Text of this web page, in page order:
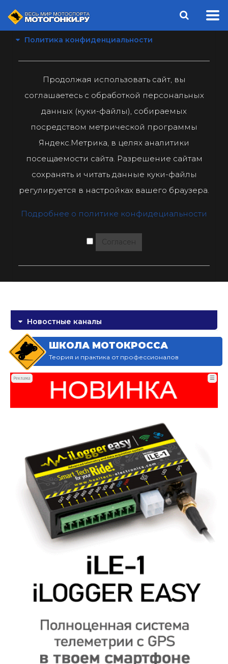
Политика конфиденциальности
Продолжая использовать сайт, вы
соглашаетесь с обработкой персональных
данных (куки-файлы), собираемых
посредством метрической программы
Яндекс.Метрика, в целях аналитики
посещаемости сайта. Разрешение сайтам
сохранять и читать данные куки-файлы
регулируется в настройках вашего браузера.
Подробнее о политике конфидециальности
Согласен
Новостные каналы
ШКОЛА МОТОКРОССА
Теория и практика от профессионалов
Реклама ☰